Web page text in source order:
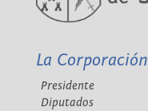
La Corporación
Presidente
Diputados